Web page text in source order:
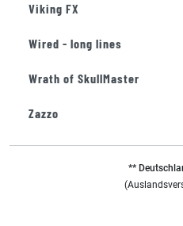
Viking FX
Wired - long lines
Wrath of SkullMaster
Zazzo
**